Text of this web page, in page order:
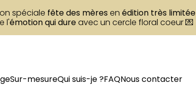
spéciale fête des mères en édition très limitée
l'émotion qui dureavec un cercle floral coeur 💌
Sur-mesureQui suis-je ?FAQNous contacter